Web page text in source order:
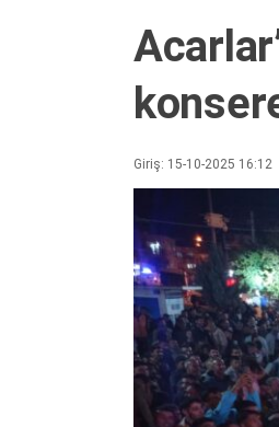
Giriş: 15-10-2025 16:12